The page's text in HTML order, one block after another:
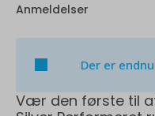
Anmeldelser
Der er
Vær den første til